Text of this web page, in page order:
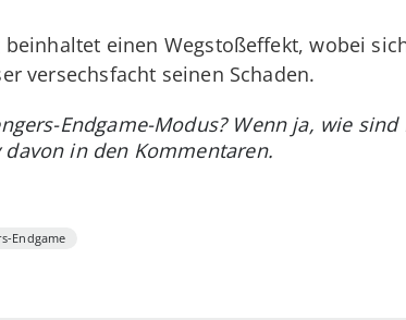
beinhaltet einen Wegstoßeffekt, wobei
versechsfacht seinen Schaden.
Endgame-Modus? Wenn ja, wie
in den Kommentaren.
Endgame